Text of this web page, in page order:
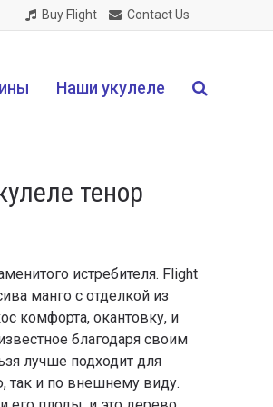
Buy Flight Contact Us
Наши укулеле
тенор
истребителя. Flight
манго с отделкой из
комфорта, окантовку, и
благодаря своим
лучше подходит для
так и по внешнему виду.